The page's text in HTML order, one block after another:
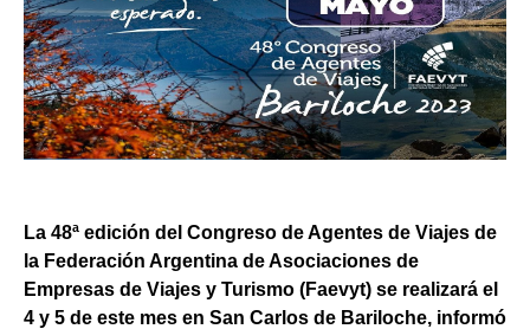
La 48ª edición del Congreso de Agentes de Viajes de
la Federación Argentina de Asociaciones de
Empresas de Viajes y Turismo (Faevyt) se realizará el
4 y 5 de este mes en San Carlos de Bariloche, informó